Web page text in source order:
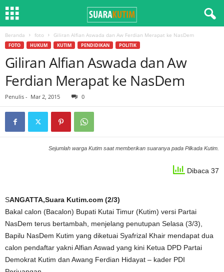
Beranda foto Giliran Alfian Aswada dan Aw Ferdian Merapat ke NasDem
FOTO HUKUM KUTIM PENDIDIKAN POLITIK
Giliran Alfian Aswada dan Aw
Ferdian Merapat ke NasDem
Penulis - Mar 2, 2015 0
Sejumlah warga Kutim saat memberikan suaranya pada Pilkada Kutim.
Dibaca 37
SANGATTA,Suara Kutim.com (2/3)
Bakal calon (Bacalon) Bupati Kutai Timur (Kutim) versi Partai
NasDem terus bertambah, menjelang penutupan Selasa (3/3),
Bapilu NasDem Kutim yang diketuai Syafrizal Khair mendapat dua
calon pendaftar yakni Alfian Aswad yang kini Ketua DPD Partai
Demokrat Kutim dan Awang Ferdian Hidayat – kader PDI